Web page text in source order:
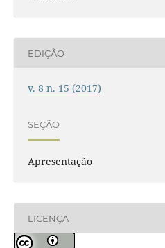
EDIÇÃO
v. 8 n. 15 (2017)
SEÇÃO
Apresentação
LICENÇA